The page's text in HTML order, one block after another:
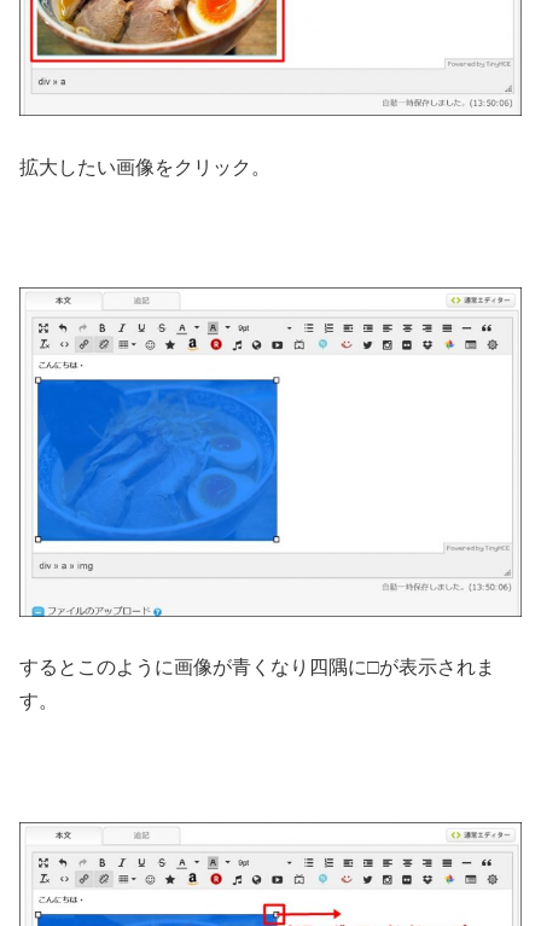
拡大したい画像をクリック。
するとこのように画像が青くなり四隅に□が表示されま
す。